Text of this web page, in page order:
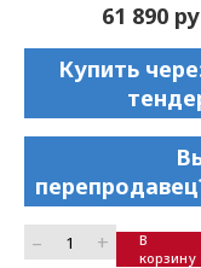
61 890
Купить
– +
В
корзину